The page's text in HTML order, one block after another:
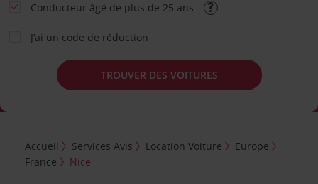
Conducteur âgé de plus de 25 ans
J’ai un code de réduction
TROUVER DES VOITURES
Accueil Services Avis Location Voiture
Europe
France
Nice